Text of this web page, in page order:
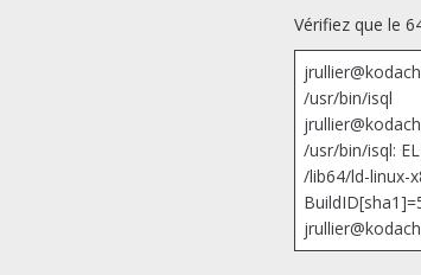
Vérifiez que le
/usr/bin/isql
/usr/bin/isql:
/lib64/ld-linux-